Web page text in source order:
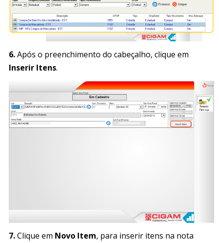
6.Após o preenchimento do cabeçalho, clique em
Inserir Itens.
7.Clique em Novo Item, para inserir itens na nota